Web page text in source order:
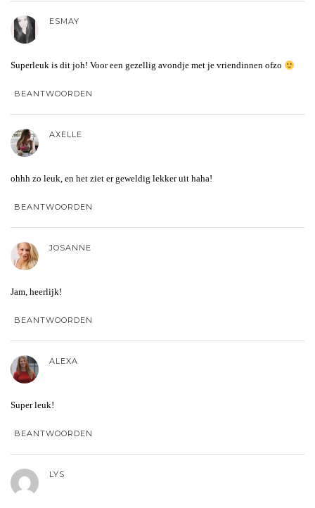
ESMAY
Superleuk is dit joh! Voor een gezellig avondje met je vriendinnen ofzo
BEANTWOORDEN
AXELLE
ohhh zo leuk, en het ziet er geweldig lekker uit haha!
BEANTWOORDEN
JOSANNE
Jam, heerlijk!
BEANTWOORDEN
ALEXA
Super leuk!
BEANTWOORDEN
LYS